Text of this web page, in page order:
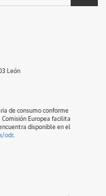
León
de consumo conforme
Europea facilita
disponible en el
odr.